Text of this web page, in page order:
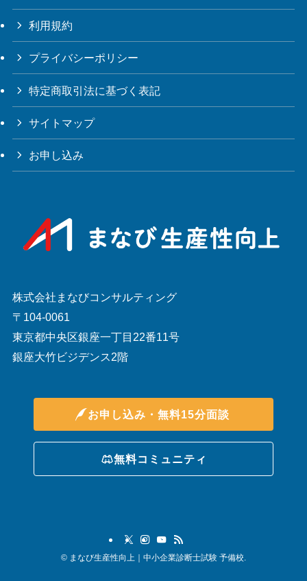
利用規約
プライバシーポリシー
特定商取引法に基づく表記
サイトマップ
お申し込み
株式会社まなびコンサルティング
〒104-0061
東京都中央区銀座一丁目22番11号
銀座大竹ビジデンス2階
お申し込み・無料15分面談
無料コミュニティ
© まなび生産性向上｜中小企業診断士試験 予備校.